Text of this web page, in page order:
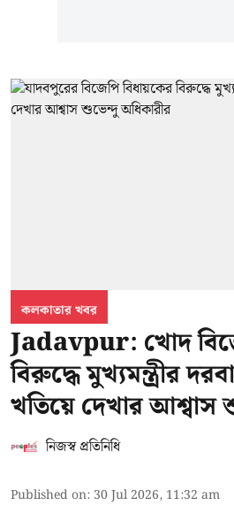
কলকাতার খবর
Jadavpur: খোদ
বিরুদ্ধে মুখ্যমন্ত্রীর
খতিয়ে দেখার আশ্বাস
নিজস্ব প্রতিনিধি
Published on: 30 Jul 2026, 11:32 am